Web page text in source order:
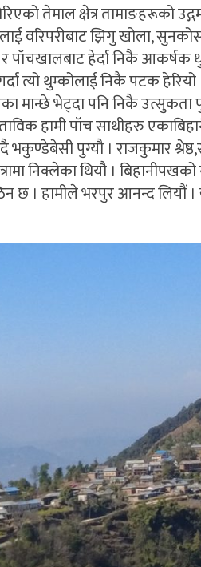
तेमाल क्षेत्र तामाङहरूको
वरिपरीबाट झिगु खोला,
हेर्दा निकै आकर्षक
गर्दा त्यो थुम्कोलाई निकै पटक
मान्छे भेट्दा पनि निकै उत्सुकता
हामी पॉच साथीहरु
भकुण्डेबेसी पुग्यौ । राजकुमार
निक्लेका थियौ ।
छ । हामीले भरपुर आनन्द